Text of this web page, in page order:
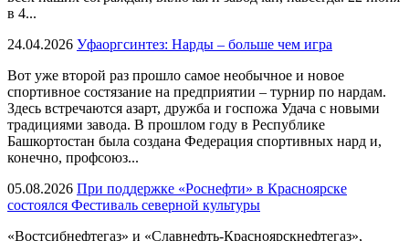
в 4...
24.04.2026 Уфаоргсинтез: Нарды – больше чем игра
Вот уже второй раз прошло самое необычное и новое
спортивное состязание на предприятии – турнир по нардам.
Здесь встречаются азарт, дружба и госпожа Удача с новыми
традициями завода. В прошлом году в Республике
Башкортостан была создана Федерация спортивных нард и,
конечно, профсоюз...
05.08.2026 При поддержке «Роснефти» в Красноярске
состоялся Фестиваль северной культуры
«Востсибнефтегаз» и «Славнефть-Красноярскнефтегаз»,